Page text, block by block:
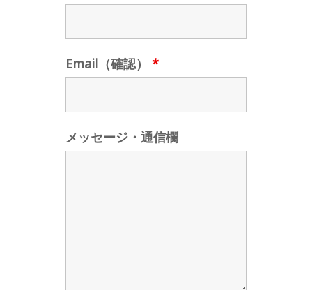
Email（確認） *
メッセージ・通信欄